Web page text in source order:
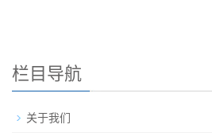
栏目导航
关于我们